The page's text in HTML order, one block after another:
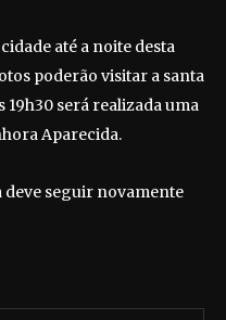
até a noite desta
poderão visitar a santa
será realizada uma
Aparecida.
seguir novamente